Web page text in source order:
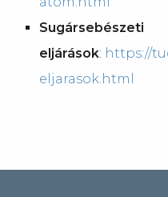
Sugársebészeti
eljárások: https://
eljarasok.html